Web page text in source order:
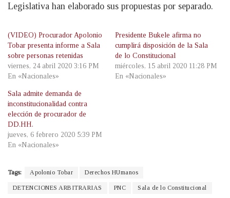
Legislativa han elaborado sus propuestas por separado.
(VIDEO) Procurador Apolonio
Tobar presenta informe a Sala
sobre personas retenidas
viernes, 24 abril 2020 3:16 PM
En «Nacionales»
Presidente Bukele afirma no
cumplirá disposición de la Sala
de lo Constitucional
miércoles, 15 abril 2020 11:28 PM
En «Nacionales»
Sala admite demanda de
inconstitucionalidad contra
elección de procurador de
DD.HH.
jueves, 6 febrero 2020 5:39 PM
En «Nacionales»
Tags: Apolonio Tobar Derechos HUmanos
DETENCIONES ARBITRARIAS PNC Sala de lo Constitucional